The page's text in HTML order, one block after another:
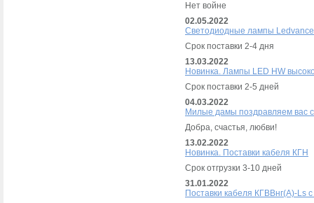
Нет войне
02.05.2022
Светодиодные лампы
Срок поставки 2-4 дня
13.03.2022
Новинка. Лампы LED HW
Срок поставки 2-5 дней
04.03.2022
Милые дамы поздравляем вас
Добра, счастья, любви!
13.02.2022
Новинка. Поставки кабеля КГН
Срок отгрузки 3-10 дней
31.01.2022
Поставки кабеля КГВВнг(А)-Ls